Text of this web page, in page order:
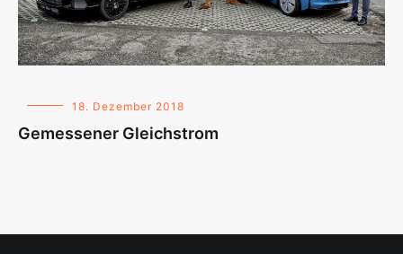
18. Dezember 2018
Gemessener Gleichstrom